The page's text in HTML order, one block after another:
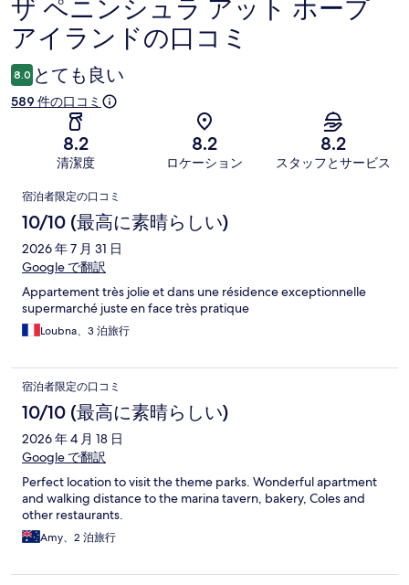
口
コ
ミ
ザ ペニンシュラ アット ホープ
アイランドの口コミ
8.0 とても良い
589 件の口コミ
8.2
清潔度
8.2
ロケーション
8.2
スタッフとサービス
口
コ
ミ
宿泊者限定の口コミ
10/10 (最高に素晴らしい)
2026 年 7 月 31 日
Google で翻訳
Appartement très jolie et dans une résidence exceptionnelle
supermarché juste en face très pratique
Loubna、3 泊旅行
宿泊者限定の口コミ
10/10 (最高に素晴らしい)
2026 年 4 月 18 日
Google で翻訳
Perfect location to visit the theme parks. Wonderful apartment
and walking distance to the marina tavern, bakery, Coles and
other restaurants.
Amy、2 泊旅行